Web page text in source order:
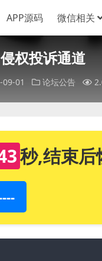
APP源码 微信相关
侵权投诉通道
01 论坛公告
秒,结束后